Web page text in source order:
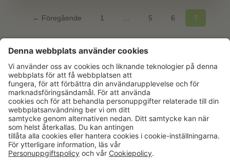
← Föregående 1 5 6 7